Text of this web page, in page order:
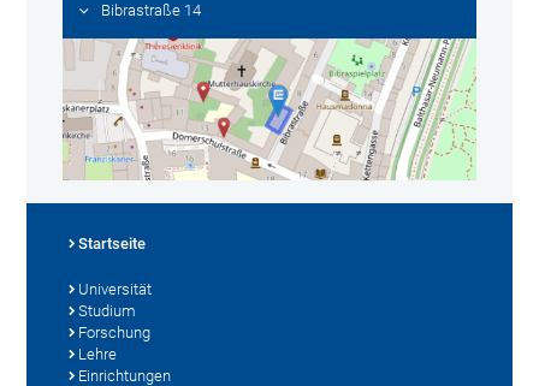
Bibrastraße 14
Startseite
Universität
Studium
Forschung
Lehre
Einrichtungen